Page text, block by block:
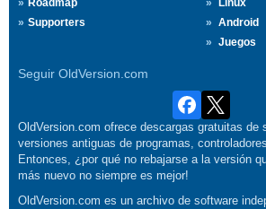
Roadmap
Supporters
Linux
Android
Juegos
Seguir OldVersion.com
OldVersion.com ofrece descargas gratuitas de
versiones antiguas de programas,
Entonces, ¿por qué no rebajarse a la versión
más nuevo no siempre es mejor!
OldVersion.com es un archivo de software